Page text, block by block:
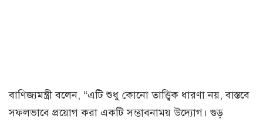
বাণিজ্যমন্ত্রী বলেন, “এটি শুধু কোনো তাত্ত্বিক ধারণা নয়, বাস্তবে
সফলভাবে প্রয়োগ করা একটি সম্ভাবনাময় উদ্যোগ। গুড়